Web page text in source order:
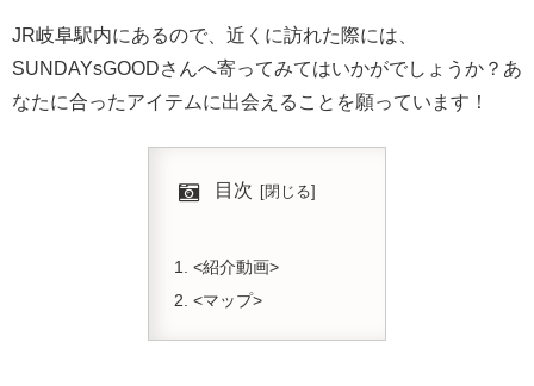
JR岐阜駅内にあるので、近くに訪れた際には、
SUNDAYsGOODさんへ寄ってみてはいかがでしょうか？あ
なたに合ったアイテムに出会えることを願っています！
目次
<紹介動画>
<マップ>